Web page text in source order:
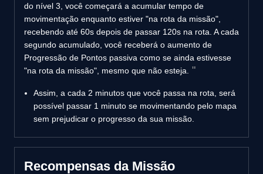
do nível 3, você começará a acumular tempo de
movimentação enquanto estiver "na rota da missão",
recebendo até 60s depois de passar 120s na rota. A cada
segundo acumulado, você receberá o aumento de
Progressão de Pontos passiva como se ainda estivesse
"na rota da missão", mesmo que não esteja.
Assim, a cada 2 minutos que você passa na rota, será
possível passar 1 minuto se movimentando pelo mapa
sem prejudicar o progresso da sua missão.
Recompensas da Missão